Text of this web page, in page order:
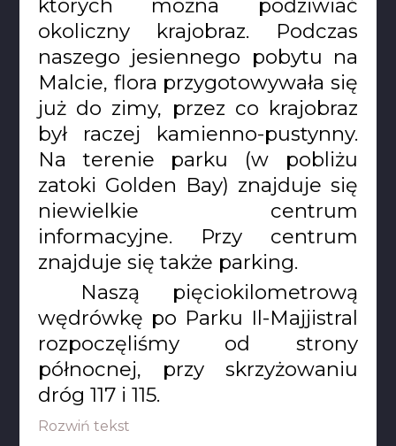
których można podziwiać
okoliczny krajobraz. Podczas
naszego jesiennego pobytu na
Malcie, flora przygotowywała się
już do zimy, przez co krajobraz
był raczej kamienno-pustynny.
Na terenie parku (w pobliżu
zatoki Golden Bay) znajduje się
niewielkie centrum
informacyjne. Przy centrum
znajduje się także parking.
Naszą pięciokilometrową
wędrówkę po Parku Il-Majjistral
rozpoczęliśmy od strony
północnej, przy skrzyżowaniu
dróg 117 i 115.
Rozwiń tekst